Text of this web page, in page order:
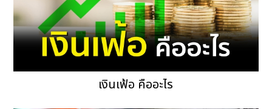
เงินเฟ้อ คืออะไร